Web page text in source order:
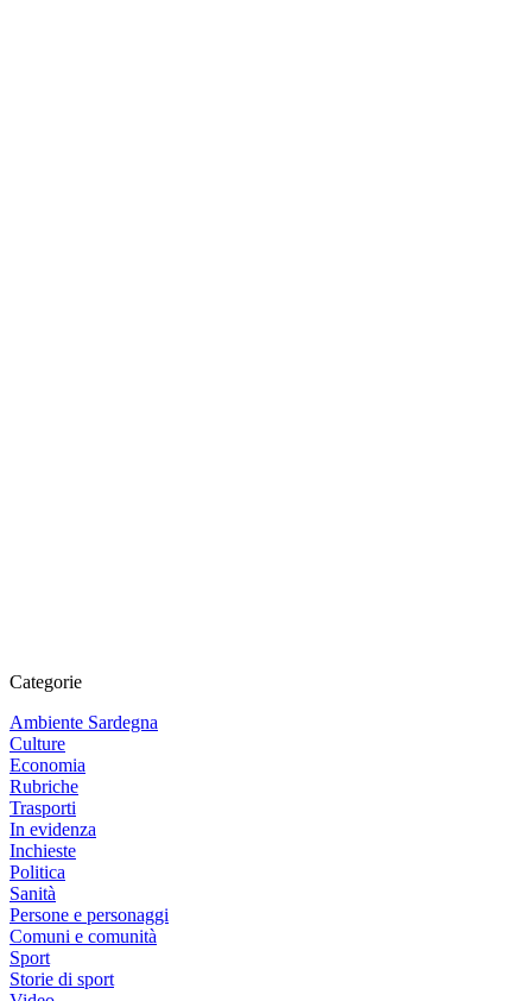
Categorie
Ambiente Sardegna
Culture
Economia
Rubriche
Trasporti
In evidenza
Inchieste
Politica
Sanità
Persone e personaggi
Comuni e comunità
Sport
Storie di sport